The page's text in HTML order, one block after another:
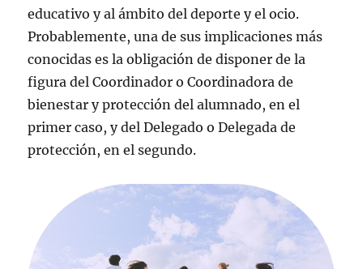
educativo y al ámbito del deporte y el ocio.
Probablemente, una de sus implicaciones más
conocidas es la obligación de disponer de la
figura del Coordinador o Coordinadora de
bienestar y protección del alumnado, en el
primer caso, y del Delegado o Delegada de
protección, en el segundo.